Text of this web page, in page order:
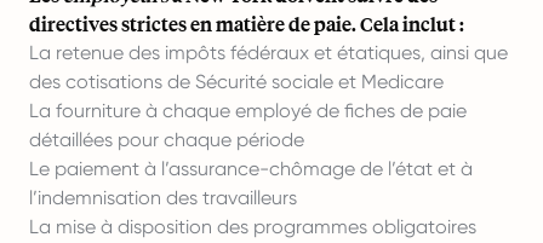
directives strictes en matière de paie. Cela inclut :
La retenue des impôts fédéraux et étatiques, ainsi que
des cotisations de Sécurité sociale et Medicare
La fourniture à chaque employé de fiches de paie
détaillées pour chaque période
Le paiement à l’assurance-chômage de l’état et à
l’indemnisation des travailleurs
La mise à disposition des programmes obligatoires